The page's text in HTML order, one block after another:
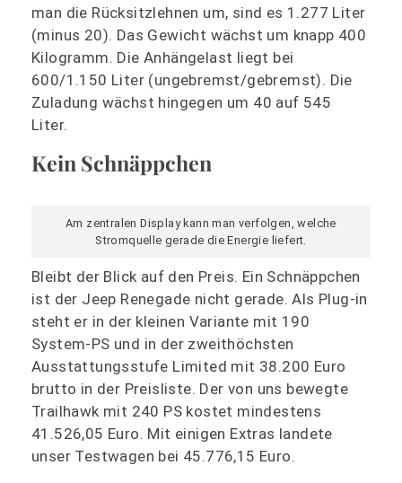
man die Rücksitzlehnen um, sind es 1.277 Liter
(minus 20). Das Gewicht wächst um knapp 400
Kilogramm. Die Anhängelast liegt bei
600/1.150 Liter (ungebremst/gebremst). Die
Zuladung wächst hingegen um 40 auf 545
Liter.
Kein Schnäppchen
Am zentralen Display kann man verfolgen, welche
Stromquelle gerade die Energie liefert.
Bleibt der Blick auf den Preis. Ein Schnäppchen
ist der Jeep Renegade nicht gerade. Als Plug-in
steht er in der kleinen Variante mit 190
System-PS und in der zweithöchsten
Ausstattungsstufe Limited mit 38.200 Euro
brutto in der Preisliste. Der von uns bewegte
Trailhawk mit 240 PS kostet mindestens
41.526,05 Euro. Mit einigen Extras landete
unser Testwagen bei 45.776,15 Euro.